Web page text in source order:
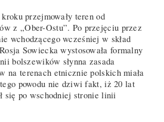
przejmowały teren od
z „Ober-Ostu”. Po przejęciu przez
wchodzącego wcześniej w skład
Sowiecka wystosowała formalny
bolszewików słynna zasada
na terenach etnicznie polskich miała
powodu nie dziwi fakt, iż 20 lat
się po wschodniej stronie linii